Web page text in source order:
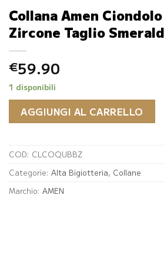
Collana Amen
Zircone Taglio
€59.90
1 disponibili
AGGIUNGI AL CARRELLO
COD: CLCOQUBBZ
Categorie: Alta Bigiotteria, Collane
Marchio: AMEN